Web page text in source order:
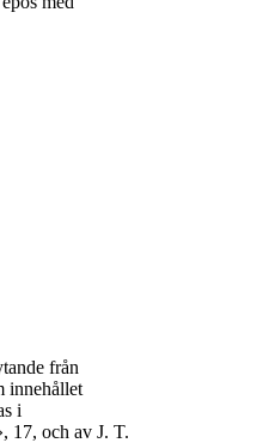
från
innehållet
i
17, och av J. T.